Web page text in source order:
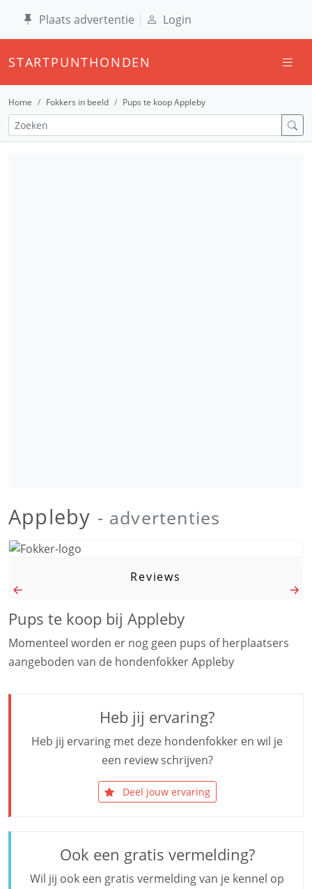
Plaats advertentie Login
STARTPUNTHONDEN
Home Fokkers in beeld Pups te koop Appleby
Appleby - advertenties
Reviews
Pups te koop bij Appleby
Momenteel worden er nog geen pups of herplaatsers
aangeboden van de hondenfokker Appleby
Heb jij ervaring?
Heb jij ervaring met deze hondenfokker en wil je
een review schrijven?
Deel jouw ervaring
Ook een gratis vermelding?
Wil jij ook een gratis vermelding van je kennel op